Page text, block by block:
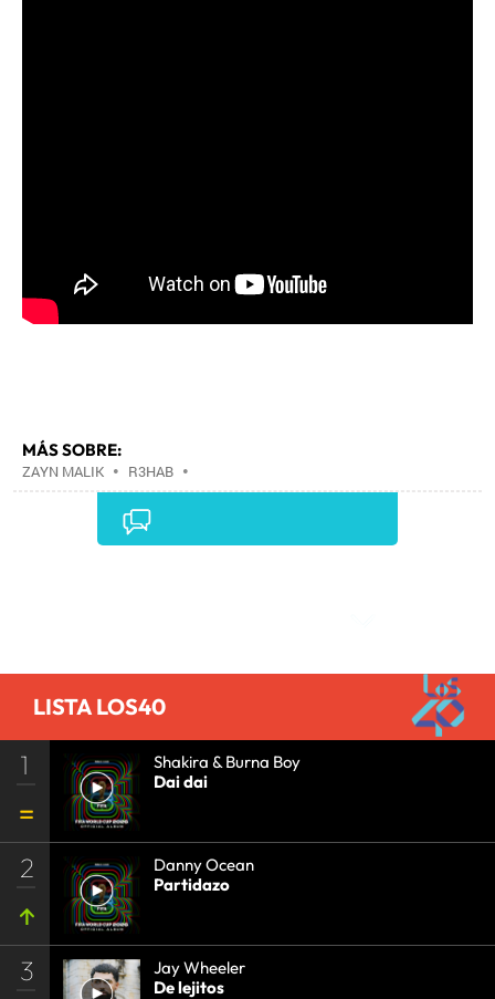
MÁS SOBRE:
ZAYN MALIK • R3HAB •
LISTA LOS40
1
Shakira & Burna Boy
Dai dai
2
Danny Ocean
Partidazo
3
Jay Wheeler
De lejitos